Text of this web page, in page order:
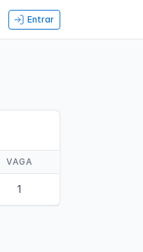
Entrar
VAGA
1